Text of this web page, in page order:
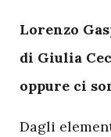
Lorenzo
di Giulia
oppure ci
Dagli